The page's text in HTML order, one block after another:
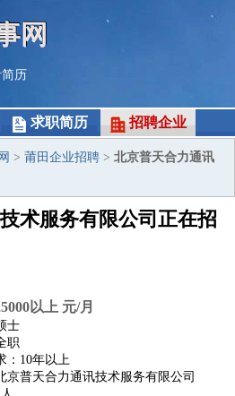
网
历
求职简历 招聘企业
> 莆田企业招聘 > 北京普天合力通讯
术服务有限公司正在招
以上 元/月
士
职
：10年以上
京普天合力通讯技术服务有限公司